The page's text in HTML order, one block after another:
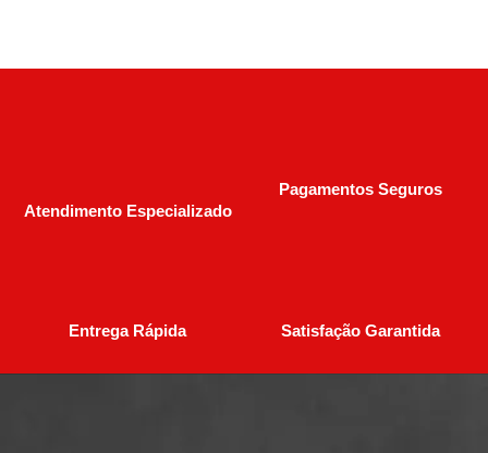
Atendimento Especializado
Pagamentos Seguros
Entrega Rápida Satisfação Garantida